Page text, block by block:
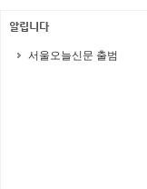
서울오늘신문 출범